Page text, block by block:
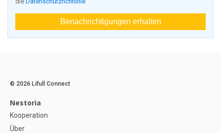
Benachrichtigungen erhalten
© 2026 Lifull Connect
Nestoria
Kooperation
Über